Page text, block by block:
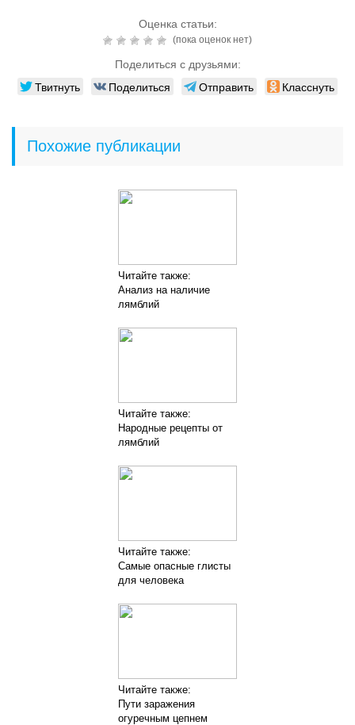
Оценка статьи:
(пока оценок нет)
Поделиться с друзьями:
Твитнуть Поделиться Отправить Класснуть
Похожие публикации
Читайте также:
Анализ на наличие
лямблий
Читайте также:
Народные рецепты от
лямблий
Читайте также:
Самые опасные глисты
для человека
Читайте также:
Пути заражения
огуречным цепнем